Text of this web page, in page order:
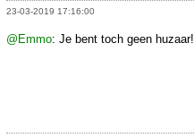
23-03-2019 17:16:00
@Emmo: Je bent toch geen huzaar!